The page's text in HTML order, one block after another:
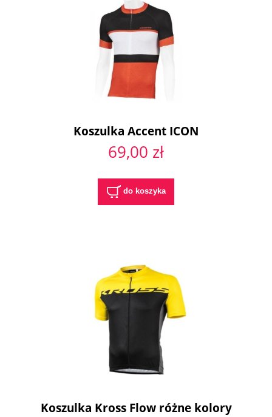
Koszulka Accent ICON
69,00 zł
do koszyka
Koszulka Kross Flow różne kolory